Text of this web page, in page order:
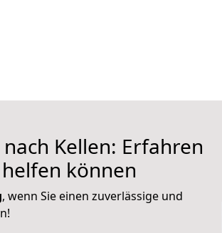
Kellen: Erfahren
können
, wenn Sie einen zuverlässige und